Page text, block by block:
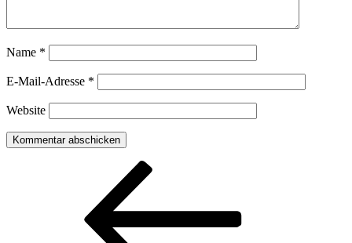
Name *
E-Mail-Adresse *
Website
Beitragsnavigation